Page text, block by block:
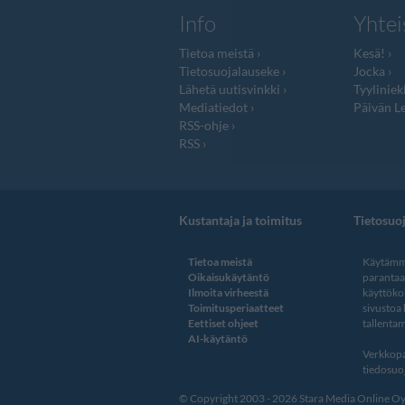
Info
Tietoa meistä
Tietosuojalauseke
Lähetä uutisvinkki
Mediatiedot
RSS-ohje
RSS
Kesä!
Jocka
Päivän
Kustantaja ja toimitus
Tietoa meistä
Oikaisukäytäntö
Ilmoita virheestä
Toimitusperiaatteet
Eettiset ohjeet
AI-käytäntö
sivustoa
© Copyright 2003 - 2026 Stara Media Online